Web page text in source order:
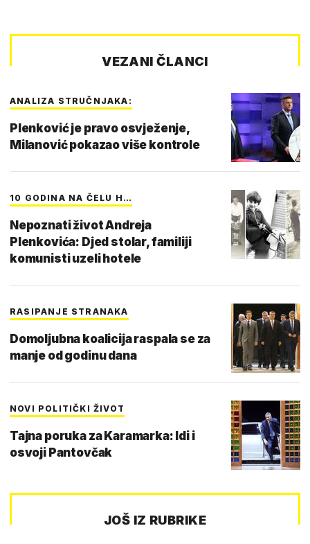
VEZANI ČLANCI
ANALIZA STRUČNJAKA:
Plenković je pravo osvježenje,
Milanović pokazao više kontrole
10 GODINA NA ČELU H…
Nepoznati život Andreja
Plenkovića: Djed stolar, familiji
komunisti uzeli hotele
RASIPANJE STRANAKA
Domoljubna koalicija raspala se za
manje od godinu dana
NOVI POLITIČKI ŽIVOT
Tajna poruka za Karamarka: Idi i
osvoji Pantovčak
JOŠ IZ RUBRIKE